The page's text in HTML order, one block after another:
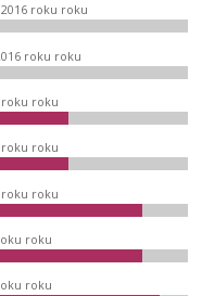
roku roku
roku roku
roku roku
roku roku
roku roku
roku
roku